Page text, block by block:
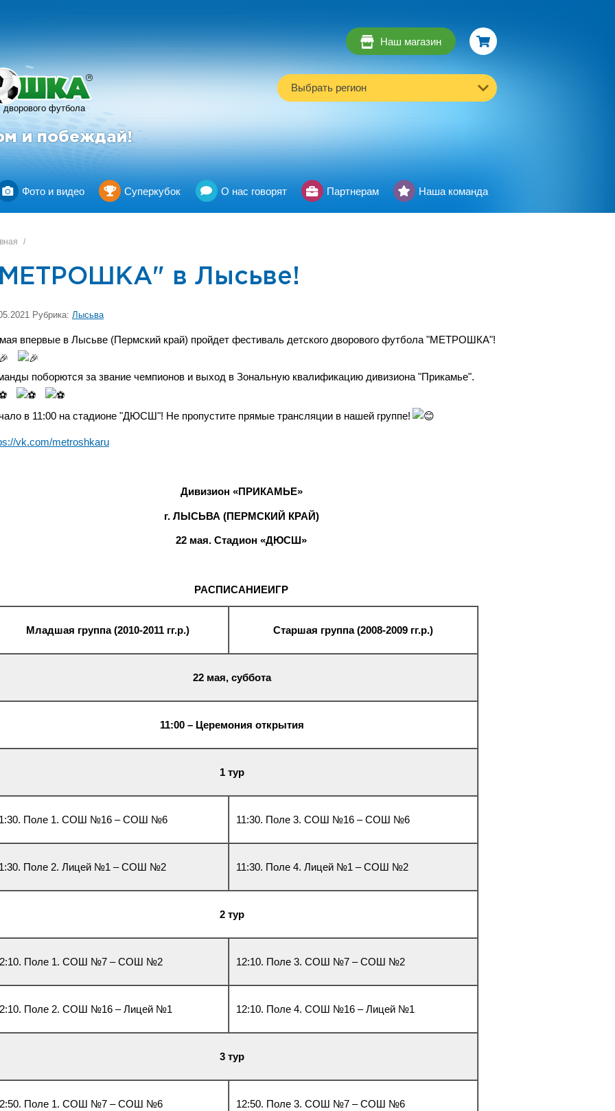
дворового футбола
R
и побеждай!
Наш магазин
Выбрать регион
Фото и видео Суперкубок О нас говорят Партнерам Наша команда
/
в Лысьве!
Рубрика: Лысьва
впервые в Лысьве (Пермский край) пройдет фестиваль детского дворового футбола "МЕТРОШКА"!
поборются за звание чемпионов и выход в Зональную квалификацию дивизиона "Прикамье".
в 11:00 на стадионе "ДЮСШ"! Не пропустите прямые трансляции в нашей группе!
vk.com/metroshkaru
Дивизион «ПРИКАМЬЕ»
г. ЛЫСЬВА (ПЕРМСКИЙ КРАЙ)
22 мая. Стадион «ДЮСШ»
РАСПИСАНИЕИГР
Младшая группа (2010-2011 гг.р.) Старшая группа (2008-2009 гг.р.)
22 мая, суббота
11:00 – Церемония открытия
1 тур
Поле 1. СОШ №16 – СОШ №6 11:30. Поле 3. СОШ №16 – СОШ №6
Поле 2. Лицей №1 – СОШ №2 11:30. Поле 4. Лицей №1 – СОШ №2
2 тур
Поле 1. СОШ №7 – СОШ №2 12:10. Поле 3. СОШ №7 – СОШ №2
Поле 2. СОШ №16 – Лицей №1 12:10. Поле 4. СОШ №16 – Лицей №1
3 тур
Поле 1. СОШ №7 – СОШ №6 12:50. Поле 3. СОШ №7 – СОШ №6